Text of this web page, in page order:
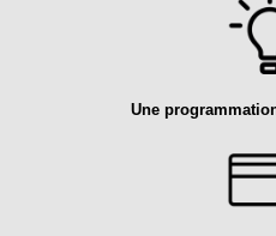
Une